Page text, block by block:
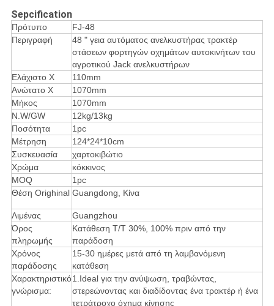
Sepcification
Πρότυπο
FJ-48
Περιγραφή
48 " γεια αυτόματος ανελκυστήρας τρακτέρ
στάσεων φορτηγών οχημάτων αυτοκινήτων του
αγροτικού Jack ανελκυστήρων
Ελάχιστο Χ
110mm
Ανώτατο Χ
1070mm
Μήκος
1070mm
N.W/GW
12kg/13kg
Ποσότητα
1pc
Μέτρηση
124*24*10cm
Συσκευασία
χαρτοκιβώτιο
Χρώμα
κόκκινος
MOQ
1pc
Θέση Orighinal Guangdong, Κίνα
Λιμένας
Guangzhou
Όρος
πληρωμής
Κατάθεση T/T 30%, 100% πριν από την
παράδοση
Χρόνος
παράδοσης
15-30 ημέρες μετά από τη λαμβανόμενη
κατάθεση
Χαρακτηριστικό
γνώρισμα:
1.Idealγια την ανύψωση, τραβώντας,
στερεώνοντας και διαδίδοντας ένα τρακτέρ ή ένα
τετράτροχο όχημα κίνησης